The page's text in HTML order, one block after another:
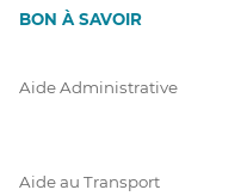
BON À SAVOIR
Aide Administrative
Aide au Transport